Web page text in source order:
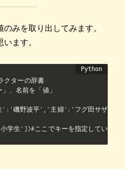
みを取り出してみます。
ます。
クターの辞書
、名前を「値」
':'磯野波平','主婦':'フグ田サザ
生'])#ここでキーを指定しています